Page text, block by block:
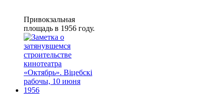
Привокзальная
площадь в 1956 году.